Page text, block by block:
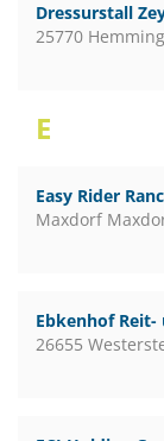
Dressurstall
25770
E
Easy Rider
Maxdorf
Ebkenhof
26655